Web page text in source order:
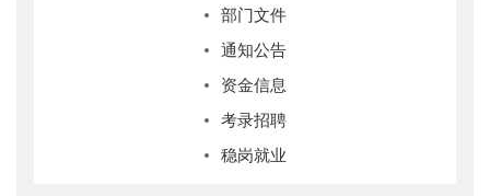
部门文件
通知公告
资金信息
考录招聘
稳岗就业